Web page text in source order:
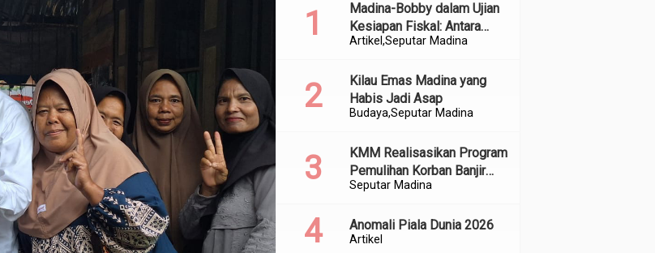
Artikel Seputar Madina
Madina-Bobby dalam Ujian
Kesiapan Fiskal: Antara
Kedekatan Politik dan
BudayaSeputar Madina
Kilau Emas Madina yang
Habis Jadi Asap
Seputar Madina
KMM Realisasikan Program
Pemulihan Korban Banjir
dan Longsor di Kabupaten
Artikel
Anomali Piala Dunia 2026